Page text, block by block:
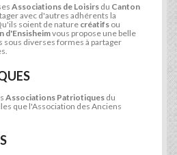
Associations de Loisirs du Canton
avec d'autres adhérents la
soient de nature créatifs ou
d'Ensisheimvous propose une belle
sous diverses formes à partager
Associations Patriotiques du
que l'Association des Anciens